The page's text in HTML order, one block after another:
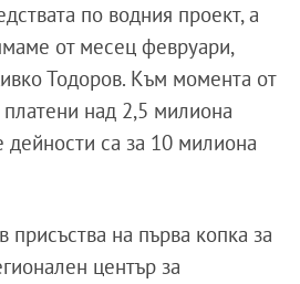
по водния проект, а
от месец февруари,
Тодоров. Към момента от
над 2,5 милиона
дейности са за 10 милиона
присъства на първа копка за
център за